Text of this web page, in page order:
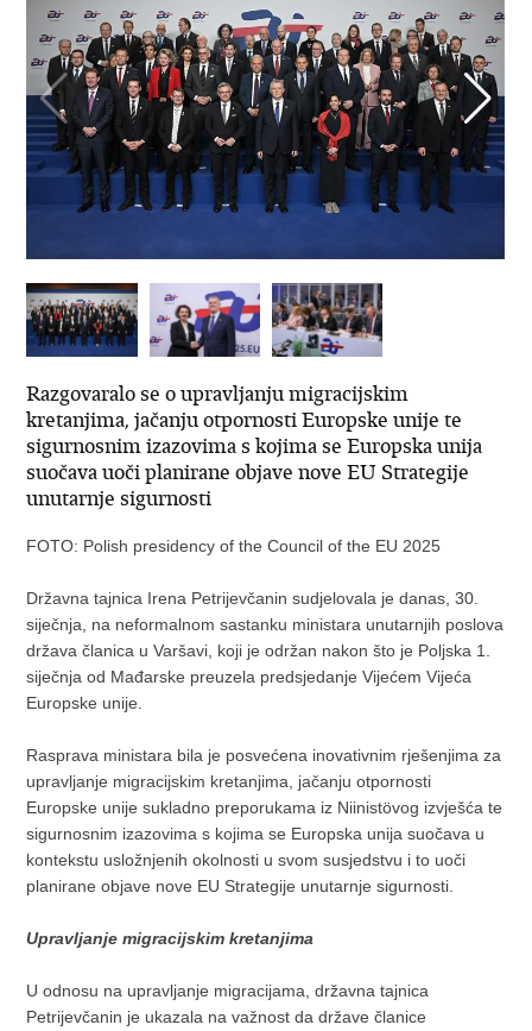
Razgovaralo se o upravljanju migracijskim
kretanjima, jačanju otpornosti Europske unije te
sigurnosnim izazovima s kojima se Europska unija
suočava uoči planirane objave nove EU Strategije
unutarnje sigurnosti
FOTO: Polish presidency of the Council of the EU 2025
Državna tajnica Irena Petrijevčanin sudjelovala je danas, 30.
siječnja, na neformalnom sastanku ministara unutarnjih poslova
država članica u Varšavi, koji je održan nakon što je Poljska 1.
siječnja od Mađarske preuzela predsjedanje Vijećem Vijeća
Europske unije.
Rasprava ministara bila je posvećena inovativnim rješenjima za
upravljanje migracijskim kretanjima, jačanju otpornosti
Europske unije sukladno preporukama iz Niinistövog izvješća te
sigurnosnim izazovima s kojima se Europska unija suočava u
kontekstu usložnjenih okolnosti u svom susjedstvu i to uoči
planirane objave nove EU Strategije unutarnje sigurnosti.
Upravljanje migracijskim kretanjima
U odnosu na upravljanje migracijama, državna tajnica
Petrijevčanin je ukazala na važnost da države članice